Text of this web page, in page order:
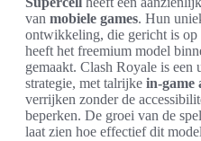
van mobiele games. Hun
ontwikkeling, die gericht is op
heeft het freemium model
gemaakt. Clash Royale is een
strategie, met talrijke in-game
verrijken zonder de
beperken. De groei van de
laat zien hoe effectief dit